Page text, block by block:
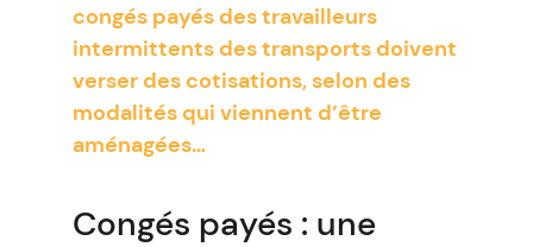
congés payés des travailleurs
intermittents des transports doivent
verser des cotisations, selon des
modalités qui viennent d’être
aménagées…
Congés payés : une